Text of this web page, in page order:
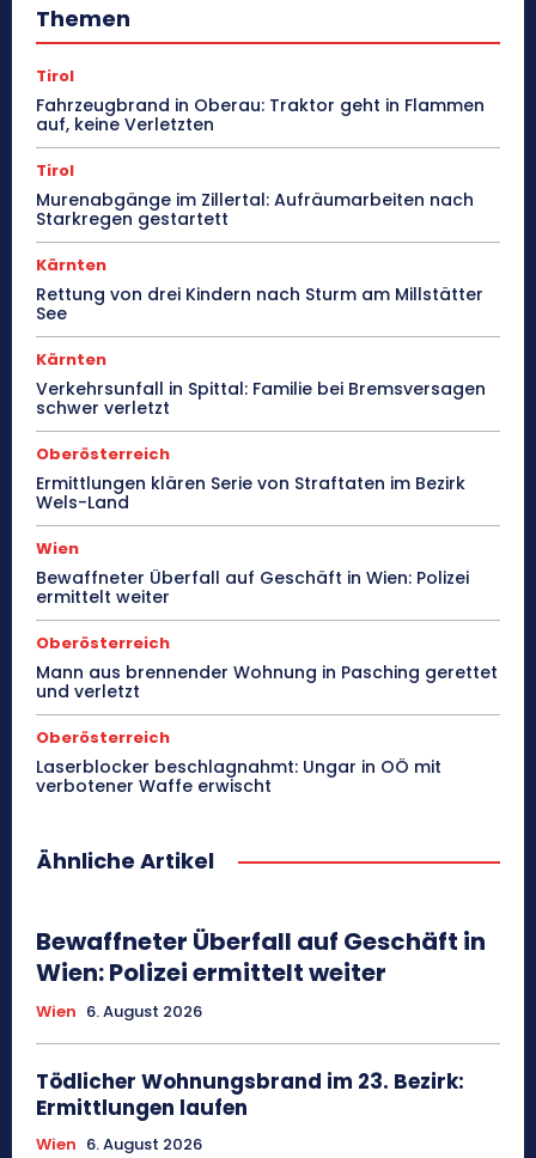
Themen
Tirol
Fahrzeugbrand in Oberau: Traktor geht in Flammen
auf, keine Verletzten
Tirol
Murenabgänge im Zillertal: Aufräumarbeiten nach
Starkregen gestartett
Kärnten
Rettung von drei Kindern nach Sturm am Millstätter
See
Kärnten
Verkehrsunfall in Spittal: Familie bei Bremsversagen
schwer verletzt
Oberösterreich
Ermittlungen klären Serie von Straftaten im Bezirk
Wels-Land
Wien
Bewaffneter Überfall auf Geschäft in Wien: Polizei
ermittelt weiter
Oberösterreich
Mann aus brennender Wohnung in Pasching gerettet
und verletzt
Oberösterreich
Laserblocker beschlagnahmt: Ungar in OÖ mit
verbotener Waffe erwischt
Ähnliche Artikel
Bewaffneter Überfall auf Geschäft in
Wien: Polizei ermittelt weiter
Wien 6. August 2026
Tödlicher Wohnungsbrand im 23. Bezirk:
Ermittlungen laufen
Wien 6. August 2026